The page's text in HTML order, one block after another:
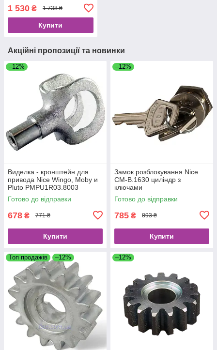
1 530 ₴ 1 738 ₴
Купити
Акційні пропозиції та новинки
–12%
Виделка - кронштейн для
привода Nice Wingo, Moby и
Pluto PMPU1R03.8003
Готово до відправки
678 ₴ 771 ₴
Купити
–12%
Замок розблокування Nice
CM-B.1630 циліндр з
ключами
Готово до відправки
785 ₴ 893 ₴
Купити
Топ продажів –12% –12%